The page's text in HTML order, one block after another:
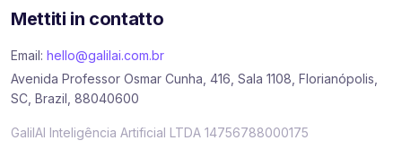
Mettiti in contatto
Email: hello@galilai.com.br
Avenida Professor Osmar Cunha, 416, Sala 1108, Florianópolis,
SC, Brazil, 88040600
GalilAI Inteligência Artificial LTDA 14756788000175